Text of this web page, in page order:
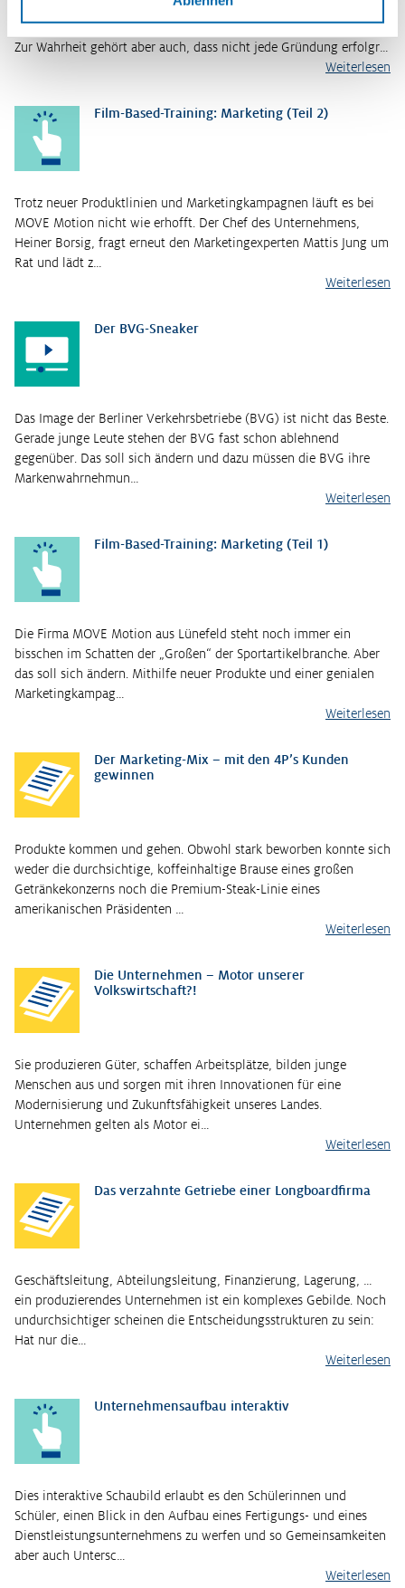
Start-ups mit nachhaltigen Geschäftsideen gibt es viele, denn es
gibt auch viele gute Gründe für ein nachhaltiges Geschäftsmodell.
Zur Wahrheit gehört aber auch, dass nicht jede Gründung erfolgr…
Weiterlesen
Film-Based-Training: Marketing (Teil 2)
Trotz neuer Produktlinien und Marketingkampagnen läuft es bei
MOVE Motion nicht wie erhofft. Der Chef des Unternehmens,
Heiner Borsig, fragt erneut den Marketingexperten Mattis Jung um
Rat und lädt z…
Weiterlesen
Der BVG-Sneaker
Das Image der Berliner Verkehrsbetriebe (BVG) ist nicht das Beste.
Gerade junge Leute stehen der BVG fast schon ablehnend
gegenüber. Das soll sich ändern und dazu müssen die BVG ihre
Markenwahrnehmun…
Weiterlesen
Film-Based-Training: Marketing (Teil 1)
Die Firma MOVE Motion aus Lünefeld steht noch immer ein
bisschen im Schatten der „Großen“ der Sportartikelbranche. Aber
das soll sich ändern. Mithilfe neuer Produkte und einer genialen
Marketingkampag…
Weiterlesen
Der Marketing-Mix – mit den 4P’s Kunden
gewinnen
Produkte kommen und gehen. Obwohl stark beworben konnte sich
weder die durchsichtige, koffeinhaltige Brause eines großen
Getränkekonzerns noch die Premium-Steak-Linie eines
amerikanischen Präsidenten …
Weiterlesen
Die Unternehmen – Motor unserer
Volkswirtschaft?!
Sie produzieren Güter, schaffen Arbeitsplätze, bilden junge
Menschen aus und sorgen mit ihren Innovationen für eine
Modernisierung und Zukunftsfähigkeit unseres Landes.
Unternehmen gelten als Motor ei…
Weiterlesen
Das verzahnte Getriebe einer Longboardfirma
Geschäftsleitung, Abteilungsleitung, Finanzierung, Lagerung, …
ein produzierendes Unternehmen ist ein komplexes Gebilde. Noch
undurchsichtiger scheinen die Entscheidungsstrukturen zu sein:
Hat nur die…
Weiterlesen
Unternehmensaufbau interaktiv
Dies interaktive Schaubild erlaubt es den Schülerinnen und
Schüler, einen Blick in den Aufbau eines Fertigungs- und eines
Dienstleistungsunternehmens zu werfen und so Gemeinsamkeiten
aber auch Untersc…
Weiterlesen